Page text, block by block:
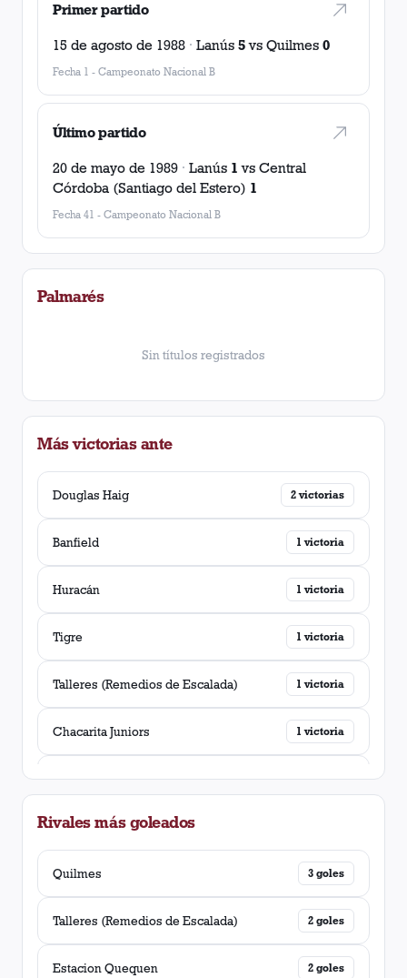
Primer partido
15 de agosto de 1988 · Lanús 5vs Quilmes 0
Fecha 1 - Campeonato Nacional B
Último partido
20 de mayo de 1989 · Lanús 1 vs Central
Córdoba (Santiago del Estero) 1
Fecha 41 - Campeonato Nacional B
Palmarés
Sin títulos registrados
Más victorias ante
Douglas Haig 2 victorias
Banfield 1 victoria
Huracán 1 victoria
Tigre 1 victoria
Talleres (Remedios de Escalada) 1 victoria
Chacarita Juniors 1 victoria
Los Andes 1 victoria
Colon (Santa Fé)
Temperley victoria
Unión (Santa Fé) victoria
Belgrano (Córdoba) victoria
Rivales más goleados
Quilmes 3 goles
Talleres (Remedios de Escalada) 2 goles
Estacion Quequen 2 goles